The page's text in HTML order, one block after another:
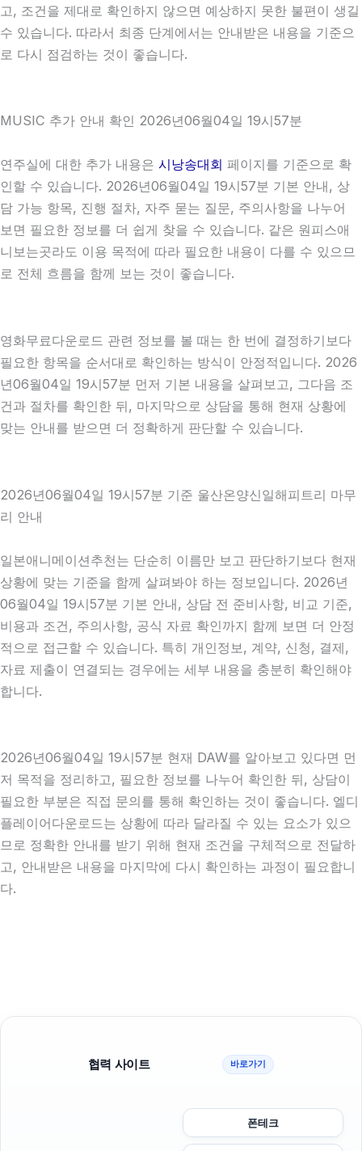
고, 조건을 제대로 확인하지 않으면 예상하지 못한 불편이 생길
수 있습니다. 따라서 최종 단계에서는 안내받은 내용을 기준으
로 다시 점검하는 것이 좋습니다.
MUSIC 추가 안내 확인 2026년06월04일 19시57분
연주실에 대한 추가 내용은 시낭송대회 페이지를 기준으로 확
인할 수 있습니다. 2026년06월04일 19시57분 기본 안내, 상
담 가능 항목, 진행 절차, 자주 묻는 질문, 주의사항을 나누어
보면 필요한 정보를 더 쉽게 찾을 수 있습니다. 같은 원피스애
니보는곳라도 이용 목적에 따라 필요한 내용이 다를 수 있으므
로 전체 흐름을 함께 보는 것이 좋습니다.
영화무료다운로드 관련 정보를 볼 때는 한 번에 결정하기보다
필요한 항목을 순서대로 확인하는 방식이 안정적입니다. 2026
년06월04일 19시57분 먼저 기본 내용을 살펴보고, 그다음 조
건과 절차를 확인한 뒤, 마지막으로 상담을 통해 현재 상황에
맞는 안내를 받으면 더 정확하게 판단할 수 있습니다.
2026년06월04일 19시57분 기준 울산온양신일해피트리 마무
리 안내
일본애니메이션추천는 단순히 이름만 보고 판단하기보다 현재
상황에 맞는 기준을 함께 살펴봐야 하는 정보입니다. 2026년
06월04일 19시57분 기본 안내, 상담 전 준비사항, 비교 기준,
비용과 조건, 주의사항, 공식 자료 확인까지 함께 보면 더 안정
적으로 접근할 수 있습니다. 특히 개인정보, 계약, 신청, 결제,
자료 제출이 연결되는 경우에는 세부 내용을 충분히 확인해야
합니다.
2026년06월04일 19시57분 현재 DAW를 알아보고 있다면 먼
저 목적을 정리하고, 필요한 정보를 나누어 확인한 뒤, 상담이
필요한 부분은 직접 문의를 통해 확인하는 것이 좋습니다. 엘디
플레이어다운로드는 상황에 따라 달라질 수 있는 요소가 있으
므로 정확한 안내를 받기 위해 현재 조건을 구체적으로 전달하
고, 안내받은 내용을 마지막에 다시 확인하는 과정이 필요합니
다.
협력 사이트 바로가기
폰테크